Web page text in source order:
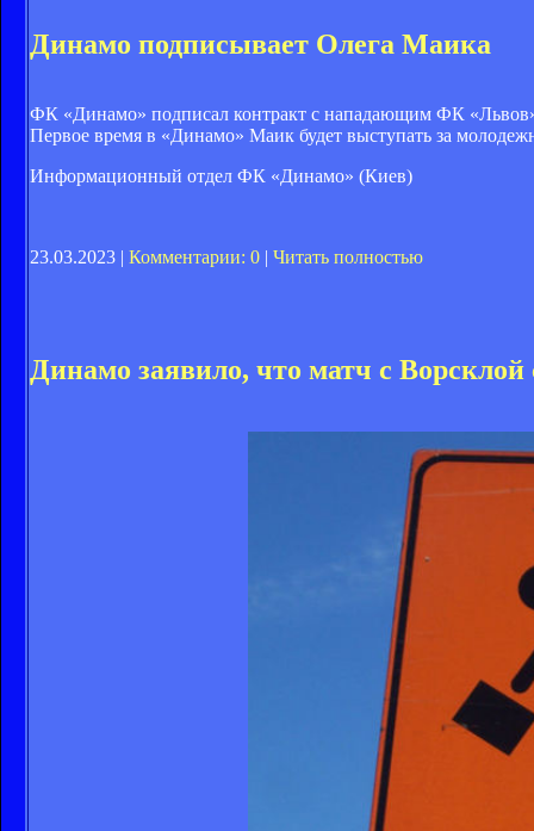
Динамо подписывает Олега Маика
ФК «Динамо» подписал контракт с нападающим ФК «Львов»
Первое время в «Динамо» Маик будет выступать за
Информационный отдел ФК «Динамо» (Киев)
23.03.2023 | Комментарии: 0 | Читать полностью
Динамо заявило, что матч с